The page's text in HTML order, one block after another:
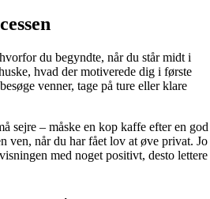
du begyndte, når du står midt i
hvad der motiverede dig i første
venner, tage på ture eller klare
sejre – måske en kop kaffe efter en god
ven, når du har fået lov at øve privat. Jo
med noget positivt, desto lettere